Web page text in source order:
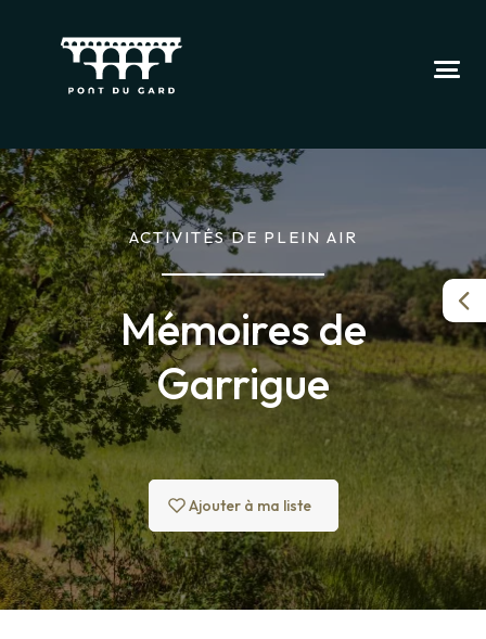
ACTIVITÉS DE PLEIN AIR
Mémoires de
Garrigue
Ajouter à ma liste